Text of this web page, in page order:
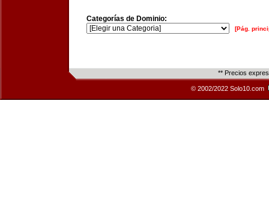
Categorías de Dominio:
[Pág.
** Precios
© 2002/2022 Solo10.com